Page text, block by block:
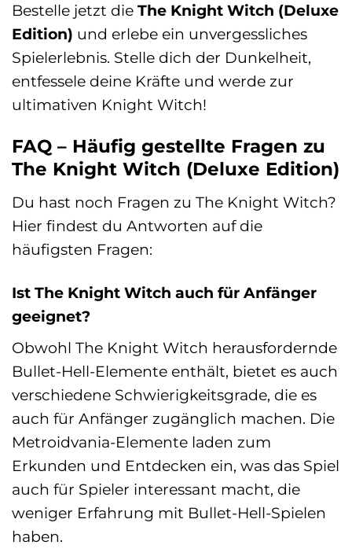
Bestelle jetzt die The Knight Witch (Deluxe
Edition) und erlebe ein unvergessliches
Spielerlebnis. Stelle dich der Dunkelheit,
entfessele deine Kräfte und werde zur
ultimativen Knight Witch!
FAQ – Häufig gestellte Fragen zu
The Knight Witch (Deluxe Edition)
Du hast noch Fragen zu The Knight Witch?
Hier findest du Antworten auf die
häufigsten Fragen:
Ist The Knight Witch auch für Anfänger
geeignet?
Obwohl The Knight Witch herausfordernde
Bullet-Hell-Elemente enthält, bietet es auch
verschiedene Schwierigkeitsgrade, die es
auch für Anfänger zugänglich machen. Die
Metroidvania-Elemente laden zum
Erkunden und Entdecken ein, was das Spiel
auch für Spieler interessant macht, die
weniger Erfahrung mit Bullet-Hell-Spielen
haben.